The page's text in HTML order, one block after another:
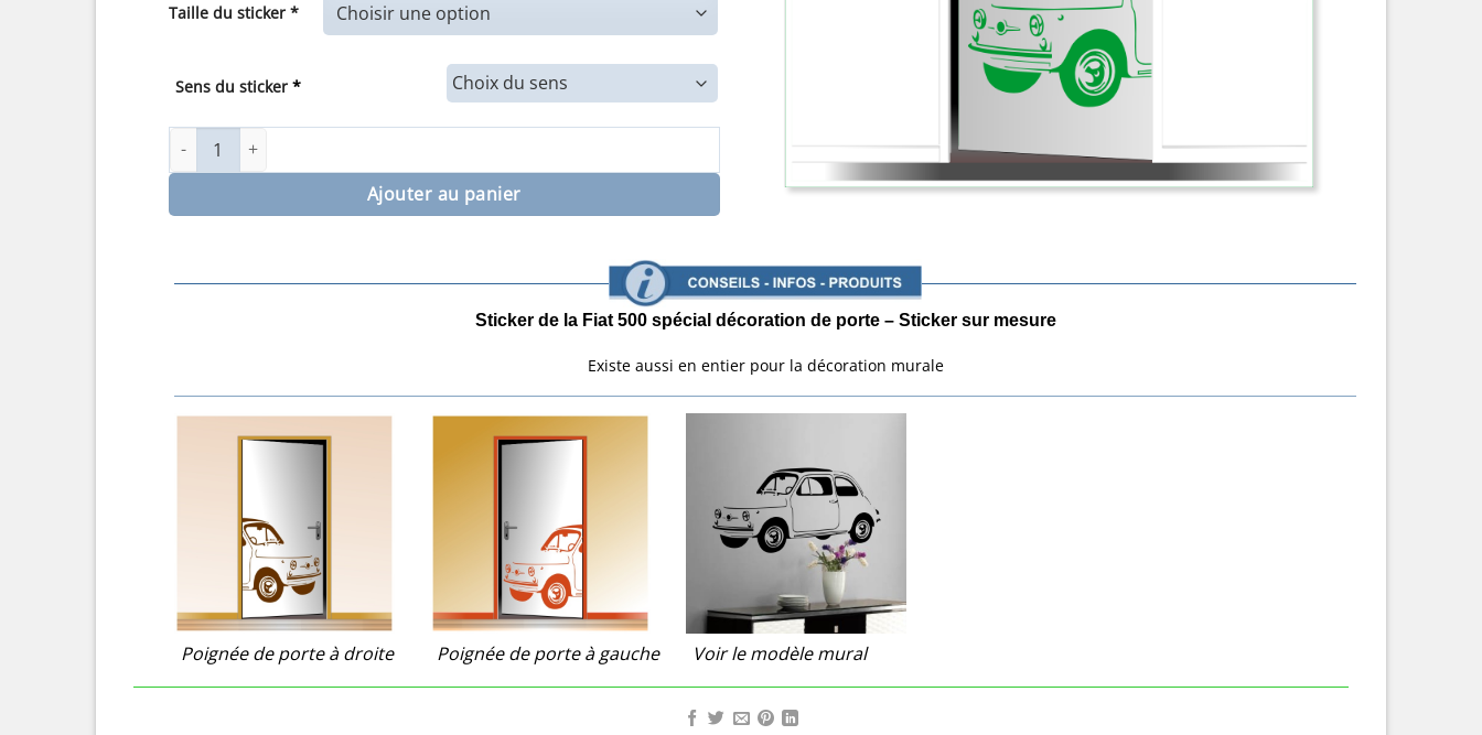
Taille du sticker *
Sens du sticker *
quantité de Sticker de la Fiat 500 spécial porte
Ajouter au panier
Sticker de la Fiat 500 spécial décoration de porte – Sticker sur mesure
Existe aussi en entier pour la décoration murale
Poignée de porte à droite Poignée de porte à gauche Voir le modèle mural